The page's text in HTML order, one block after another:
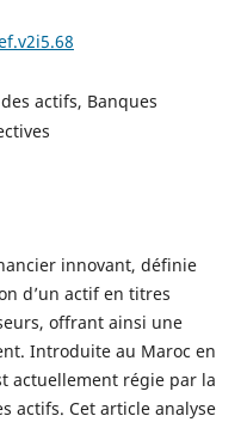
actifs, Banques
innovant, définie
d’un actif en titres
offrant ainsi une
Introduite au Maroc en
actuellement régie par la
actifs. Cet article analyse